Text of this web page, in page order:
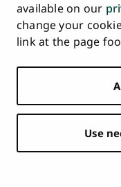
available on our
change your
link at the page
Use
Main
navigation
at
HOME
COLLABORATION
University
of
on
University
of
on
University
Turku
on
Turku
on